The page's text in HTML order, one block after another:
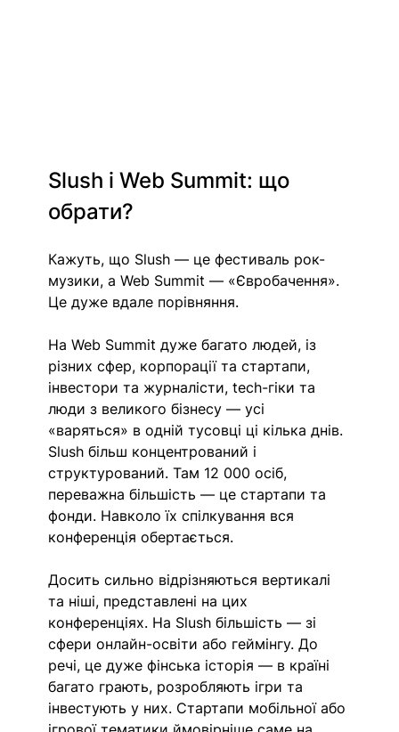
Slush і Web Summit: що
обрати?
Кажуть, що Slush — це фестиваль рок-
музики, а Web Summit — «Євробачення».
Це дуже вдале порівняння.
На Web Summit дуже багато людей, із
різних сфер, корпорації та стартапи,
інвестори та журналісти, tech-гіки та
люди з великого бізнесу — усі
«варяться» в одній тусовці ці кілька днів.
Slush більш концентрований і
структурований. Там 12 000 осіб,
переважна більшість — це стартапи та
фонди. Навколо їх спілкування вся
конференція обертається.
Досить сильно відрізняються вертикалі
та ніші, представлені на цих
конференціях. На Slush більшість — зі
сфери онлайн-освіти або геймінгу. До
речі, це дуже фінська історія — в країні
багато грають, розробляють ігри та
інвестують у них. Стартапи мобільної або